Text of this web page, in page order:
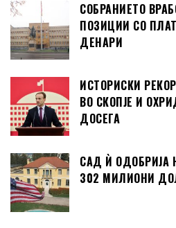
СОБРАНИЕТО
ПОЗИЦИИ СО
ДЕНАРИ
ИСТОРИСКИ
ВО СКОПЈЕ И
ДОСЕГА
САД Ѝ ОДОБРИЈА
302 МИЛИОНИ